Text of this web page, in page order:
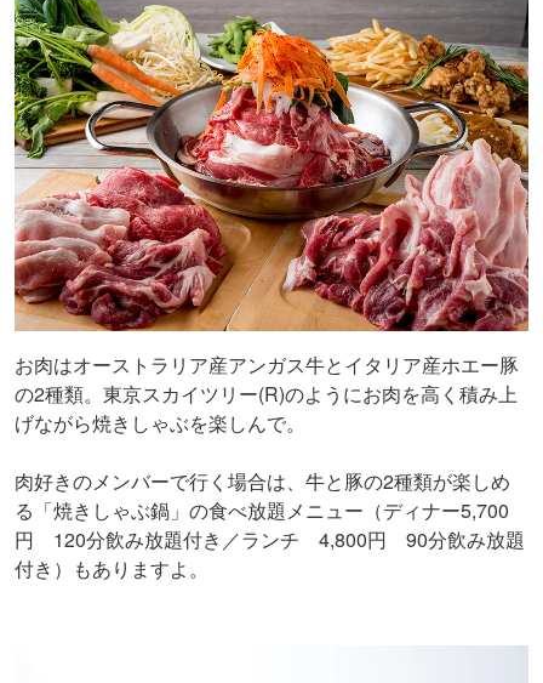
お肉はオーストラリア産アンガス牛とイタリア産ホエー豚
の2種類。東京スカイツリー(R)のようにお肉を高く積み上
げながら焼きしゃぶを楽しんで。
肉好きのメンバーで行く場合は、牛と豚の2種類が楽しめ
る「焼きしゃぶ鍋」の食べ放題メニュー（ディナー5,700
円 120分飲み放題付き／ランチ 4,800円 90分飲み放題
付き）もありますよ。